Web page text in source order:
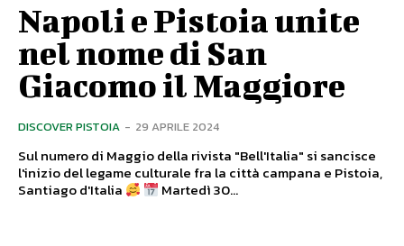
Napoli e Pistoia unite
nel nome di San
Giacomo il Maggiore
DISCOVER PISTOIA - 29 APRILE 2024
Sul numero di Maggio della rivista "Bell'Italia" si sancisce
l'inizio del legame culturale fra la città campana e Pistoia,
Santiago d'Italia
Martedì 30...